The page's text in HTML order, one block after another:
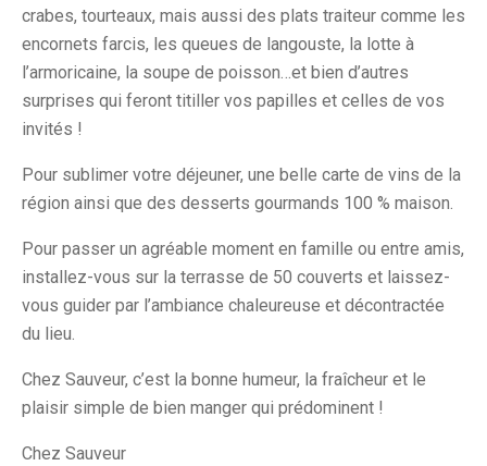
crabes, tourteaux, mais aussi des plats traiteur comme les
encornets farcis, les queues de langouste, la lotte à
l’armoricaine, la soupe de poisson…et bien d’autres
surprises qui feront titiller vos papilles et celles de vos
invités !
Pour sublimer votre déjeuner, une belle carte de vins de la
région ainsi que des desserts gourmands 100 % maison.
Pour passer un agréable moment en famille ou entre amis,
installez-vous sur la terrasse de 50 couverts et laissez-
vous guider par l’ambiance chaleureuse et décontractée
du lieu.
Chez Sauveur, c’est la bonne humeur, la fraîcheur et le
plaisir simple de bien manger qui prédominent !
Chez Sauveur